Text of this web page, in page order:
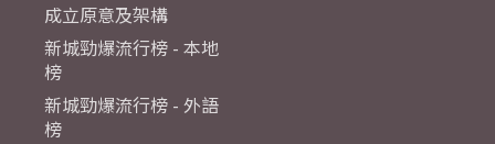
成立原意及架構
新城勁爆流行榜 - 本地
榜
新城勁爆流行榜 - 外語
榜